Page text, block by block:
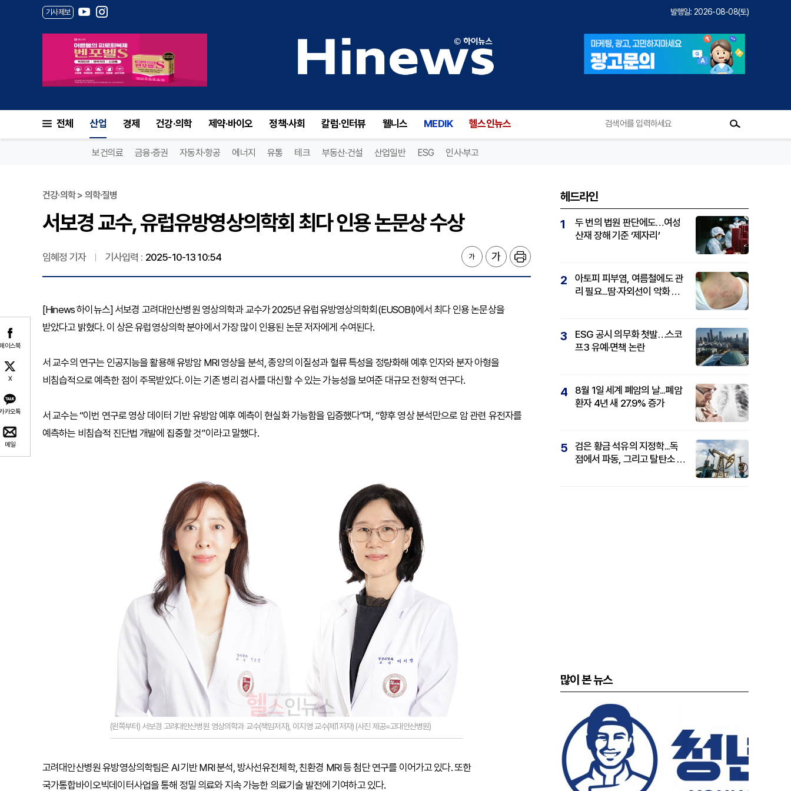
기사제보 발행일: 2026-08-08(토)
전체 산업 경제 건강·의학 제약·바이오 정책·사회 칼럼·인터뷰 웰니스 MEDIK 헬스인뉴스
보건의료 금융·증권 자동차·항공 에너지 유통 테크 부동산·건설 산업일반 ESG 인사·부고
이스북
X
카오톡
메일
건강·의학 > 의학·질병
서보경 교수, 유럽유방영상의학회 최다 인용 논문상 수상
임혜정 기자 기사입력 : 2025-10-13 10:54
[Hinews 하이뉴스] 서보경 고려대안산병원 영상의학과 교수가 2025년 유럽유방영상의학회(EUSOBI)에서 최다 인용 논문상을
받았다고 밝혔다. 이 상은 유럽영상의학 분야에서 가장 많이 인용된 논문 저자에게 수여된다.
서 교수의 연구는 인공지능을 활용해 유방암 MRI 영상을 분석, 종양의 이질성과 혈류 특성을 정량화해 예후 인자와 분자 아형을
비침습적으로 예측한 점이 주목받았다. 이는 기존 병리 검사를 대신할 수 있는 가능성을 보여준 대규모 전향적 연구다.
서 교수는 “이번 연구로 영상 데이터 기반 유방암 예후 예측이 현실화 가능함을 입증했다”며, “향후 영상 분석만으로 암 관련 유전자를
예측하는 비침습적 진단법 개발에 집중할 것”이라고 말했다.
(왼쪽부터) 서보경 고려대안산병원 영상의학과 교수(책임저자), 이지영 교수(제1저자) (사진 제공=고대안산병원)
고려대안산병원 유방영상의학팀은 AI 기반 MRI 분석, 방사선유전체학, 친환경 MRI 등 첨단 연구를 이어가고 있다. 또한
국가통합바이오빅데이터사업을 통해 정밀 의료와 지속 가능한 의료기술 발전에 기여하고 있다.
헤드라인
1
두 번의 법원 판단에도…여성
산재 장해 기준 ‘제자리’
2
아토피 피부염, 여름철에도 관
리 필요...땀·자외선이 악화 요
3
ESG 공시 의무화 첫발…스코
프3 유예·면책 논란
4
8월 1일 세계 폐암의 날...폐암
환자 4년 새 27.9% 증가
5
검은 황금 석유의 지정학...독
점에서 파동, 그리고 탈탄소 패
많이 본 뉴스